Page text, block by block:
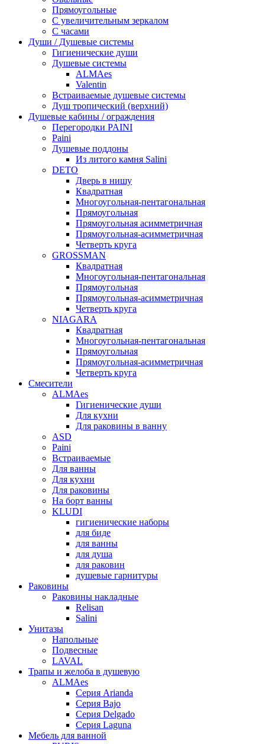
Прямоугольные
С увеличительным зеркалом
С часами
Души / Душевые системы
Гигиенические души
Душевые системы
ALMAes
Valentin
Встраиваемые душевые системы
Душ тропический (верхний)
Душевые кабины / ограждения
Перегородки PAINI
Paini
Душевые поддоны
Из литого камня Salini
DETO
Дверь в нишу
Квадратная
Многоугольная-пентагональная
Прямоугольная
Прямоугольная асимметричная
Прямоугольная-асимметричная
Четверть круга
GROSSMAN
Квадратная
Многоугольная-пентагональная
Прямоугольная
Прямоугольная-асимметричная
Четверть круга
NIAGARA
Квадратная
Многоугольная-пентагональная
Прямоугольная
Прямоугольная-асимметричная
Четверть круга
Смесители
ALMAes
Гигиенические души
Для кухни
Для раковины в ванну
ASD
Paini
Встраиваемые
Для ванны
Для кухни
Для раковины
На борт ванны
KLUDI
гигиенические наборы
для биде
для ванны
для душа
для раковин
душевые гарнитуры
Раковины
Раковины накладные
Relisan
Salini
Унитазы
Напольные
Подвесные
LAVAL
Трапы и желоба в душевую
ALMAes
Серия Arianda
Серия Bajo
Серия Delgado
Серия Laguna
Мебель для ванной